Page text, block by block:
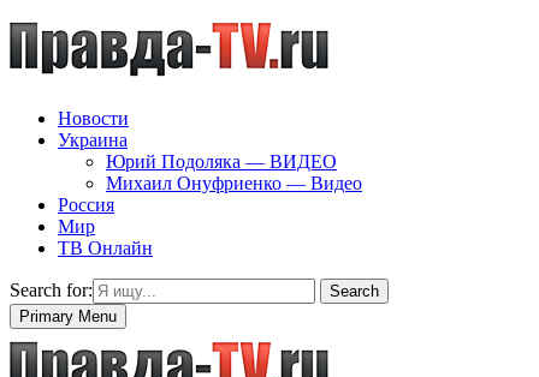
Новости
Украина
Юрий Подоляка — ВИДЕО
Михаил Онуфриенко — Видео
Россия
Мир
ТВ Онлайн
Search for:
Search
Primary Menu